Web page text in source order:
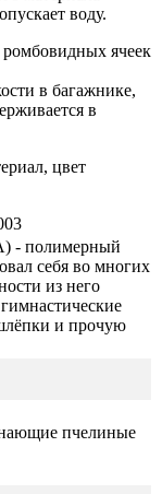
воду.
ячеек
в багажнике,
в
цвет
- полимерный
себя во многих
из него
и прочую
пчелиные